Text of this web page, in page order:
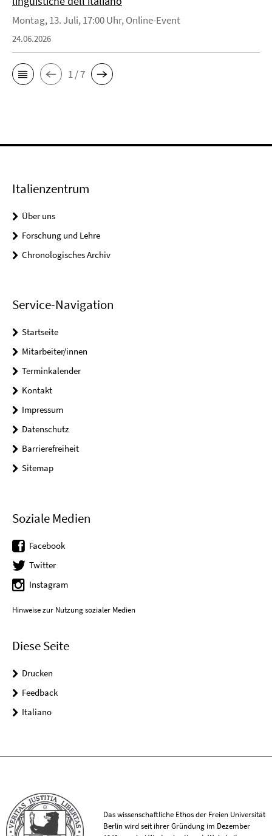
Montag, 13. Juli, 17:00 Uhr, Online-Event
24.06.2026
1 / 7
Italienzentrum
Über uns
Forschung und Lehre
Chronologisches Archiv
Service-Navigation
Startseite
Mitarbeiter/innen
Terminkalender
Kontakt
Impressum
Datenschutz
Barrierefreiheit
Sitemap
Soziale Medien
Facebook
Twitter
Instagram
Hinweise zur Nutzung sozialer Medien
Diese Seite
Drucken
Feedback
Italiano
Das wissenschaftliche Ethos der Freien Universität
Berlin wird seit ihrer Gründung im Dezember